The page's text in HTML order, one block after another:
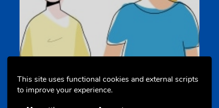
This site uses functional cookies and external scripts
to improve your experience.
s-team.lu